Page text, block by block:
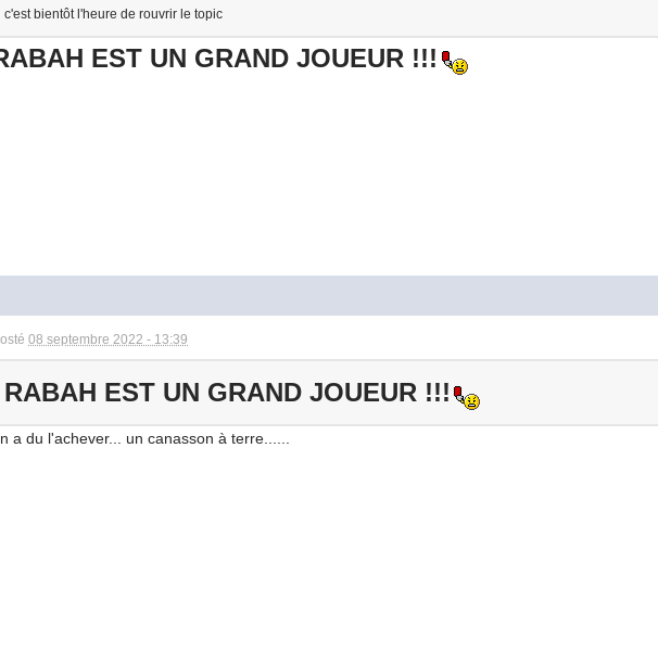
c'est bientôt l'heure de rouvrir le topic
EST UN GRAND JOUEUR !!!
08 septembre 2022 - 13:39
RABAH EST UN GRAND JOUEUR !!!
a du l'achever... un canasson à terre......